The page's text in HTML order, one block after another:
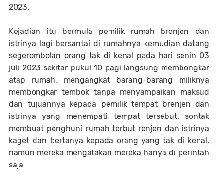
2023.
Kejadian itu bermula pemilik rumah brenjen dan
istrinya lagi bersantai di rumahnya kemudian datang
segerombolan orang tak di kenal pada hari senin 03
juli 2023 sekitar pukul 10 pagi langsung membongkar
atap rumah, mengangkat barang-barang miliknya
membongkar tembok tanpa menyampaikan maksud
dan tujuannya kepada pemilik tempat brenjen dan
istrinya yang menempati tempat tersebut, sontak
membuat penghuni rumah terbut renjen dan istrinya
kaget dan bertanya kepada orang yang tak di kenal,
namun mereka mengatakan mereka hanya di perintah
saja